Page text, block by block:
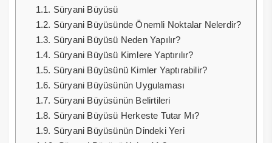
1.1. Süryani Büyüsü
1.2. Süryani Büyüsünde Önemli Noktalar Nelerdir?
1.3. Süryani Büyüsü Neden Yapılır?
1.4. Süryani Büyüsü Kimlere Yaptırılır?
1.5. Süryani Büyüsünü Kimler Yaptırabilir?
1.6. Süryani Büyüsünün Uygulaması
1.7. Süryani Büyüsünün Belirtileri
1.8. Süryani Büyüsü Herkeste Tutar Mı?
1.9. Süryani Büyüsünün Dindeki Yeri